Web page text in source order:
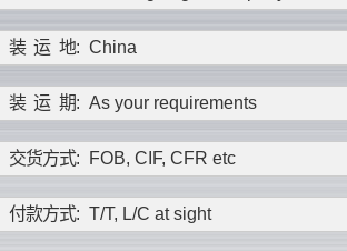
装 运 地: China
装 运 期: As your requirements
交货方式: FOB, CIF, CFR etc
付款方式: T/T, L/C at sight